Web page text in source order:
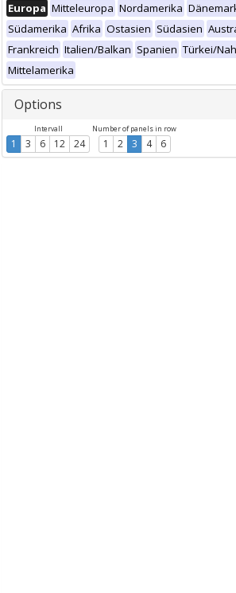
Europa Mitteleuropa Nordamerika
Südamerika Afrika Ostasien Südasien
Frankreich Italien/Balkan Spanien Türkei/
Mittelamerika
Options
Intervall
1 3 6 12 24
Number of panels in row
1 2 3 4 6